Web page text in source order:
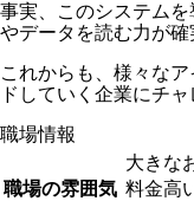
事実、このシステム
やデータを読む力が確
これからも、様々な
ドしていく企業にチ
職場情報
職場の雰囲気
大きな
料金高